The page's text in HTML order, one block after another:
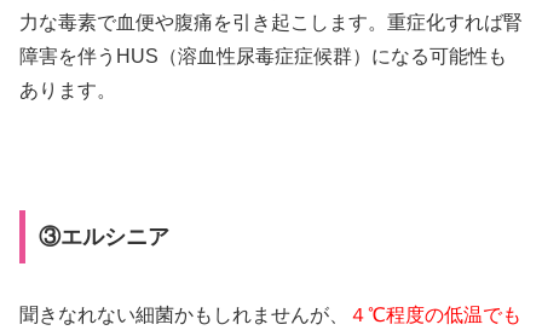
力な毒素で血便や腹痛を引き起こします。重症化すれば腎
障害を伴うHUS（溶血性尿毒症症候群）になる可能性も
あります。
③エルシニア
聞きなれない細菌かもしれませんが、
４℃程度の低温でも